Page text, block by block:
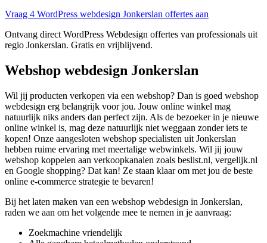
Vraag 4 WordPress webdesign Jonkerslan offertes aan
Ontvang direct WordPress Webdesign offertes van professionals uit
regio Jonkerslan. Gratis en vrijblijvend.
Webshop webdesign Jonkerslan
Wil jij producten verkopen via een webshop? Dan is goed webshop
webdesign erg belangrijk voor jou. Jouw online winkel mag
natuurlijk niks anders dan perfect zijn. Als de bezoeker in je nieuwe
online winkel is, mag deze natuurlijk niet weggaan zonder iets te
kopen! Onze aangesloten webshop specialisten uit Jonkerslan
hebben ruime ervaring met meertalige webwinkels. Wil jij jouw
webshop koppelen aan verkoopkanalen zoals beslist.nl, vergelijk.nl
en Google shopping? Dat kan! Ze staan klaar om met jou de beste
online e-commerce strategie te bevaren!
Bij het laten maken van een webshop webdesign in Jonkerslan,
raden we aan om het volgende mee te nemen in je aanvraag:
Zoekmachine vriendelijk